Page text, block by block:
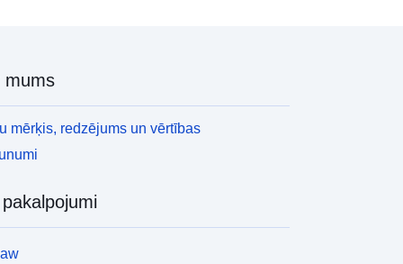
mums
mērķis, redzējums un vērtības